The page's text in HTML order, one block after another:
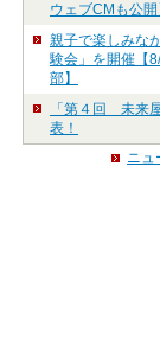
ウェブCMも公開
親子で楽しみな
験会」を開催【
部】
「第４回 未来
表！
ニュ